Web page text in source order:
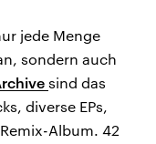
jede Menge
sondern auch
sind das
diverse EPs,
Album. 42